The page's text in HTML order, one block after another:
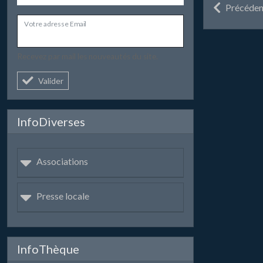
Votre adresse Email
Valider
InfoDiverses
Associations
Presse locale
InfoThèque